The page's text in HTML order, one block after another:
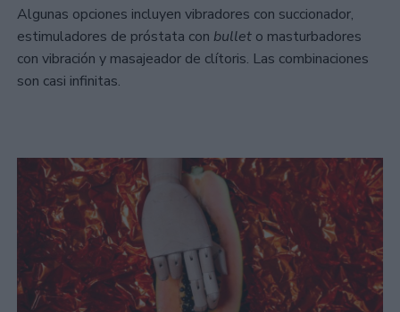
Algunas opciones incluyen vibradores con succionador,
estimuladores de próstata con bullet o masturbadores
con vibración y masajeador de clítoris. Las combinaciones
son casi infinitas.